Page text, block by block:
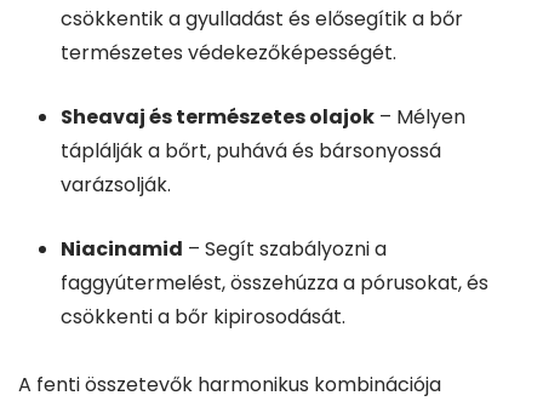
csökkentik a gyulladást és elősegítik a bőr
természetes védekezőképességét.
Sheavaj és természetes olajok – Mélyen
táplálják a bőrt, puhává és bársonyossá
varázsolják.
Niacinamid – Segít szabályozni a
faggyútermelést, összehúzza a pórusokat, és
csökkenti a bőr kipirosodását.
A fenti összetevők harmonikus kombinációja